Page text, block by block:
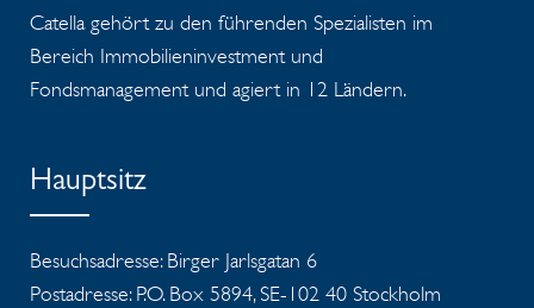
Catella gehört zu den führenden Spezialisten im
Bereich Immobilieninvestment und
Fondsmanagement und agiert in 12 Ländern.
Hauptsitz
Besuchsadresse: Birger Jarlsgatan 6
Postadresse: P.O. Box 5894, SE-102 40 Stockholm